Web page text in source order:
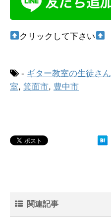
クリックして下さい
- ギター教室の生徒さん
室, 箕面市, 豊中市
関連記事